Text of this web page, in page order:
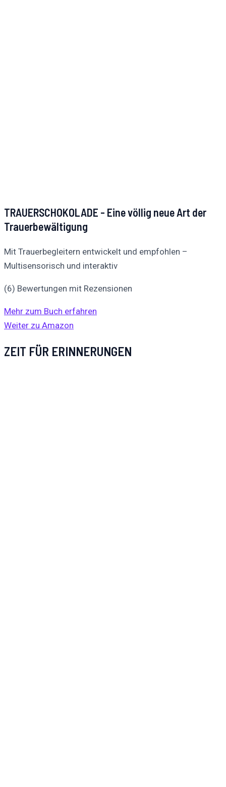
TRAUERSCHOKOLADE - Eine völlig neue Art der
Trauerbewältigung
Mit Trauerbegleitern entwickelt und empfohlen –
Multisensorisch und interaktiv
(6) Bewertungen mit Rezensionen
Mehr zum Buch erfahren
Weiter zu Amazon
ZEIT FÜR ERINNERUNGEN